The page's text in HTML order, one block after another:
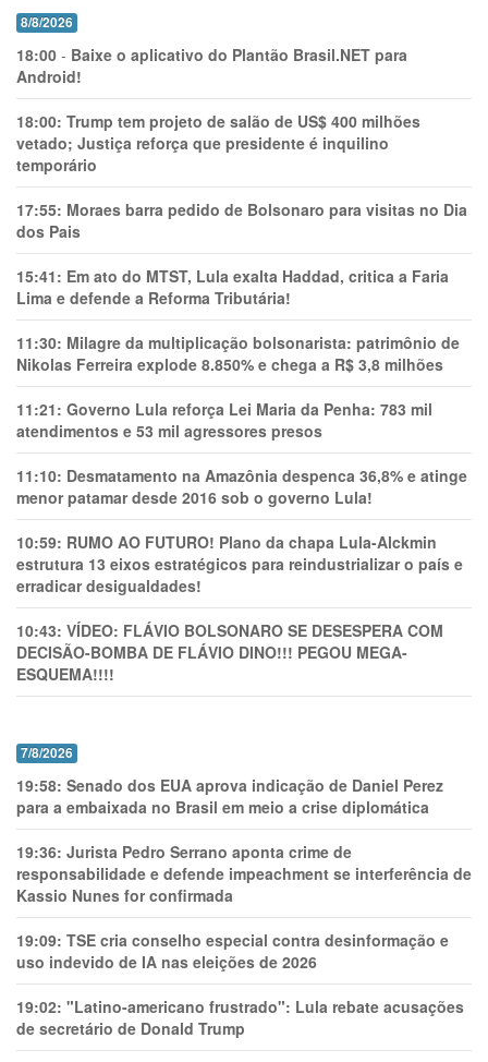
8/8/2026
18:00 - Baixe o aplicativo do Plantão Brasil.NET para
Android!
18:00: Trump tem projeto de salão de US$ 400 milhões
vetado; Justiça reforça que presidente é inquilino
temporário
17:55: Moraes barra pedido de Bolsonaro para visitas no Dia
dos Pais
15:41: Em ato do MTST, Lula exalta Haddad, critica a Faria
Lima e defende a Reforma Tributária!
11:30: Milagre da multiplicação bolsonarista: patrimônio de
Nikolas Ferreira explode 8.850% e chega a R$ 3,8 milhões
11:21: Governo Lula reforça Lei Maria da Penha: 783 mil
atendimentos e 53 mil agressores presos
11:10: Desmatamento na Amazônia despenca 36,8% e atinge
menor patamar desde 2016 sob o governo Lula!
10:59: RUMO AO FUTURO! Plano da chapa Lula-Alckmin
estrutura 13 eixos estratégicos para reindustrializar o país e
erradicar desigualdades!
10:43: VÍDEO: FLÁVIO BOLSONARO SE DESESPERA COM
DECISÃO-BOMBA DE FLÁVIO DINO!!! PEGOU MEGA-
ESQUEMA!!!!
7/8/2026
19:58: Senado dos EUA aprova indicação de Daniel Perez
para a embaixada no Brasil em meio a crise diplomática
19:36: Jurista Pedro Serrano aponta crime de
responsabilidade e defende impeachment se interferência de
Kassio Nunes for confirmada
19:09: TSE cria conselho especial contra desinformação e
uso indevido de IA nas eleições de 2026
19:02: "Latino-americano frustrado": Lula rebate acusações
de secretário de Donald Trump